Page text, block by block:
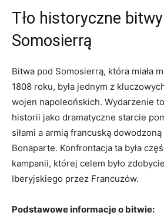
Tło historyczne
Somosierrą
Bitwa pod Somosierrą, ​która miała
1808 roku, była jednym z
wojen napoleońskich. Wydarzenie
historii jako dramatyczne starcie
siłami a⁤ armią francuską
Bonaparte. Konfrontacja ta była​
kampanii, której celem było​
Iberyjskiego przez Francuzów.
Podstawowe informacje o bitwie: